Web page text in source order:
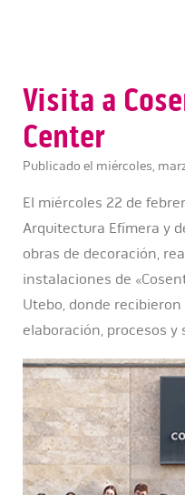
Visita a
Center
Publicado el miércoles,
El miércoles 22 de
Arquitectura Efímera y
obras de decoración,
instalaciones de
Utebo, donde
elaboración, procesos